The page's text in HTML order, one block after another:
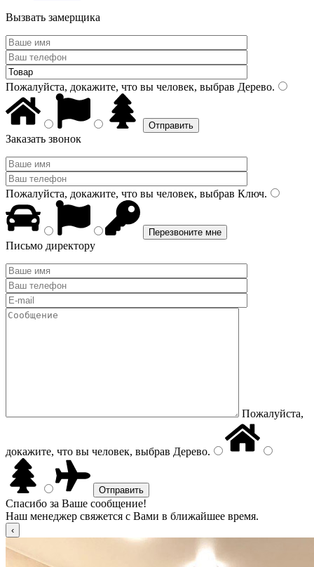
Вызвать замерщика
Пожалуйста, докажите, что вы человек, выбрав Дерево.
Заказать звонок
Пожалуйста, докажите, что вы человек, выбрав Ключ.
Письмо директору
Пожалуйста,
докажите, что вы человек, выбрав Дерево.
Спасибо за Ваше сообщение!
Наш менеджер свяжется с Вами в ближайшее время.